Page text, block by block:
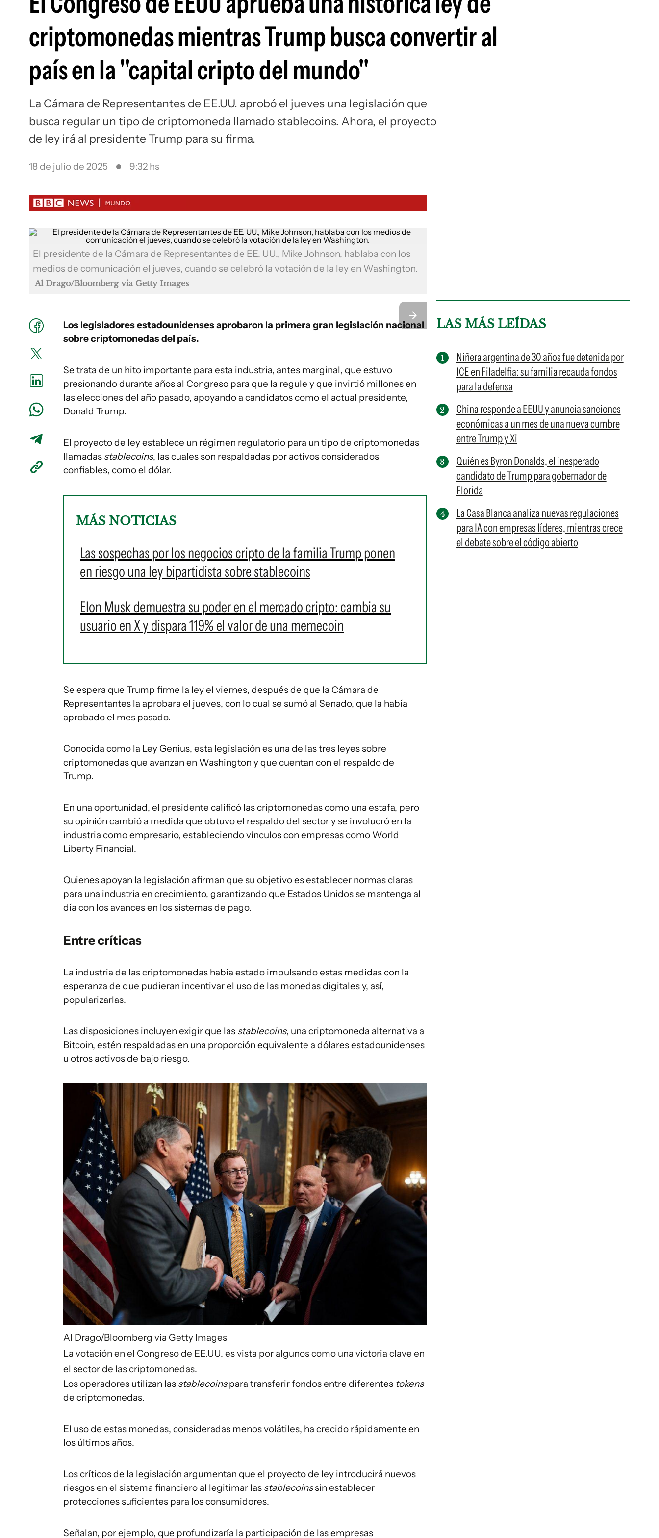
Siguenos en:
criptomonedas mientras Trump busca convertir al
país en la "capital cripto del mundo"
La Cámara de Representantes de EE.UU. aprobó el jueves una legislación que
busca regular un tipo de criptomoneda llamado stablecoins. Ahora, el proyecto
de ley irá al presidente Trump para su firma.
18 de julio de 2025 9:32 hs
El presidente de la Cámara de Representantes de EE. UU., Mike Johnson, hablaba con los
medios de comunicación el jueves, cuando se celebró la votación de la ley en Washington.
Al Drago/Bloomberg via Getty Images
Los legisladores estadounidenses aprobaron la primera gran legislación nacional
sobre criptomonedas del país.
Se trata de un hito importante para esta industria, antes marginal, que estuvo
presionando durante años al Congreso para que la regule y que invirtió millones en
las elecciones del año pasado, apoyando a candidatos como el actual presidente,
Donald Trump.
El proyecto de ley establece un régimen regulatorio para un tipo de criptomonedas
llamadas stablecoins, las cuales son respaldadas por activos considerados
confiables, como el dólar.
MÁS NOTICIAS
Las sospechas por los negocios cripto de la familia Trump ponen
en riesgo una ley bipartidista sobre stablecoins
Elon Musk demuestra su poder en el mercado cripto: cambia su
usuario en X y dispara 119% el valor de una memecoin
Se espera que Trump firme la ley el viernes, después de que la Cámara de
Representantes la aprobara el jueves, con lo cual se sumó al Senado, que la había
aprobado el mes pasado.
Conocida como la Ley Genius, esta legislación es una de las tres leyes sobre
criptomonedas que avanzan en Washington y que cuentan con el respaldo de
Trump.
En una oportunidad, el presidente calificó las criptomonedas como una estafa, pero
su opinión cambió a medida que obtuvo el respaldo del sector y se involucró en la
industria como empresario, estableciendo vínculos con empresas como World
Liberty Financial.
Quienes apoyan la legislación afirman que su objetivo es establecer normas claras
para una industria en crecimiento, garantizando que Estados Unidos se mantenga al
día con los avances en los sistemas de pago.
Entre críticas
La industria de las criptomonedas había estado impulsando estas medidas con la
esperanza de que pudieran incentivar el uso de las monedas digitales y, así,
popularizarlas.
Las disposiciones incluyen exigir que las stablecoins, una criptomoneda alternativa a
Bitcoin, estén respaldadas en una proporción equivalente a dólares estadounidenses
u otros activos de bajo riesgo.
Al Drago/Bloomberg via Getty Images
La votación en el Congreso de EE.UU. es vista por algunos como una victoria clave en
el sector de las criptomonedas.
Los operadores utilizan las stablecoinspara transferir fondos entre diferentes tokens
de criptomonedas.
El uso de estas monedas, consideradas menos volátiles, ha crecido rápidamente en
los últimos años.
Los críticos de la legislación argumentan que el proyecto de ley introducirá nuevos
riesgos en el sistema financiero al legitimar las stablecoinssin establecer
protecciones suficientes para los consumidores.
Señalan, por ejemplo, que profundizaría la participación de las empresas
LAS MÁS LEÍDAS
Niñera argentina de 30 años fue detenida por
ICE en Filadelfia: su familia recauda fondos
para la defensa
China responde a EEUU y anuncia sanciones
económicas a un mes de una nueva cumbre
entre Trump y Xi
Quién es Byron Donalds, el inesperado
candidato de Trump para gobernador de
Florida
La Casa Blanca analiza nuevas regulaciones
para IA con empresas líderes, mientras crece
el debate sobre el código abierto